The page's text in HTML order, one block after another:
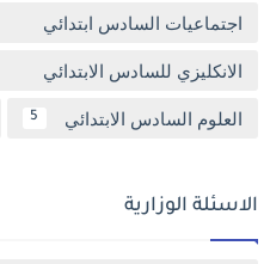
اجتماعيات السادس ابتدائي
الانكليزي للسادس الابتدائي
العلوم السادس الابتدائي 5
الاسئلة الوزارية